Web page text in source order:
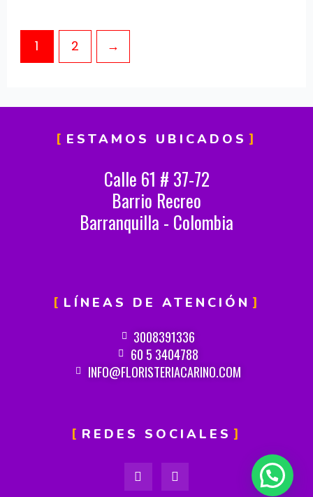
1 2 →
ESTAMOS UBICADOS
Calle 61 # 37-72
Barrio Recreo
Barranquilla - Colombia
LÍNEAS DE ATENCIÓN
3008391336
60 5 3404788
INFO@FLORISTERIACARINO.COM
REDES SOCIALES